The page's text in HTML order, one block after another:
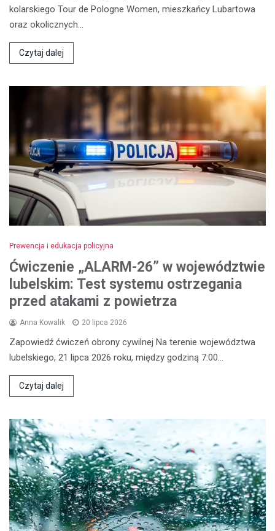
kolarskiego Tour de Pologne Women, mieszkańcy Lubartowa
oraz okolicznych…
Czytaj dalej
Prewencja i edukacja policyjna
Ćwiczenie „ALARM-26” w województwie
lubelskim: Test systemu ostrzegania
przed atakami z powietrza
Anna Kowalik 20 lipca 2026
Zapowiedź ćwiczeń obrony cywilnej Na terenie województwa
lubelskiego, 21 lipca 2026 roku, między godziną 7:00…
Czytaj dalej